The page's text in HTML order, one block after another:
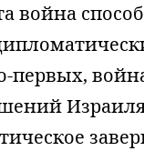
война
Израиля